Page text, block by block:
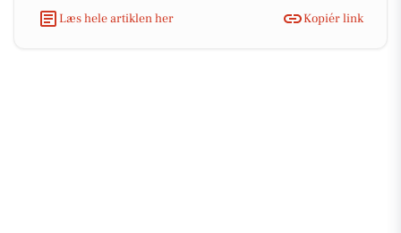
Læs hele artiklen her
Kopiér link